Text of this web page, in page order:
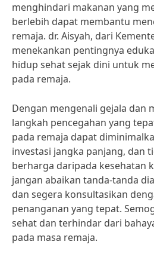
menghindari makanan yang
berlebih dapat membantu
remaja. dr. Aisyah, dari
menekankan pentingnya
hidup sehat sejak dini untuk
pada remaja.
Dengan mengenali gejala dan
langkah pencegahan yang
pada remaja dapat
investasi jangka panjang, dan
berharga daripada kesehatan
jangan abaikan tanda-tanda
dan segera konsultasikan
penanganan yang tepat.
sehat dan terhindar dari
pada masa remaja.